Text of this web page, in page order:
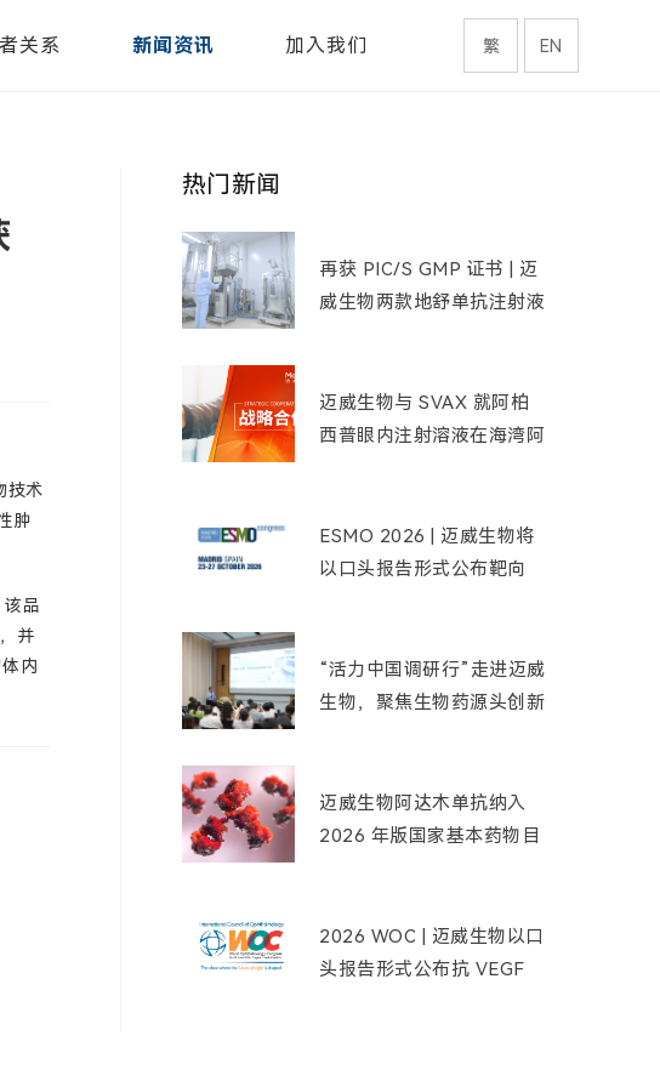
关系 新闻资讯 加入我们 繁 EN
技术
肿
品
并
内
热门新闻
再获 PIC/S GMP 证书 | 迈
威生物两款地舒单抗注射液
迈威生物与 SVAX 就阿柏
西普眼内注射溶液在海湾阿
ESMO 2026 | 迈威生物将
以口头报告形式公布靶向
腺癌患者的最新临床数据
“活力中国调研行”走进迈威
生物，聚焦生物药源头创新
迈威生物阿达木单抗纳入
2026 年版国家基本药物目
2026 WOC | 迈威生物以口
头报告形式公布抗 VEGF